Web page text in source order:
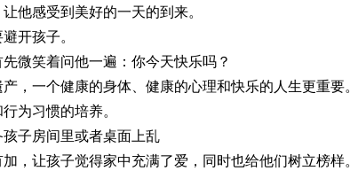
他感受到美好的一天的到来。
开孩子。
微笑着问他一遍：你今天快乐吗？
，一个健康的身体、健康的心理和快乐的人生更重要。
为习惯的培养。
子房间里或者桌面上乱
，让孩子觉得家中充满了爱，同时也给他们树立榜样。